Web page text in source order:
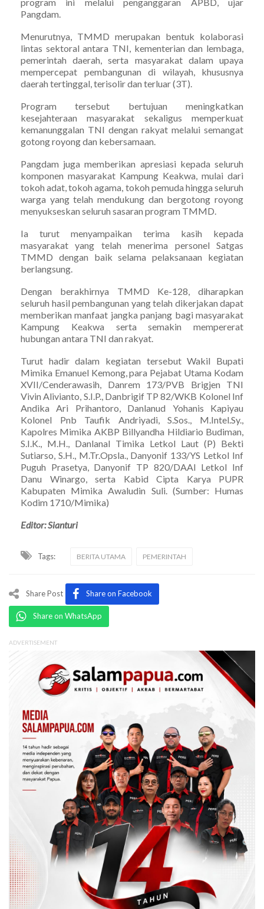
Pangdam.
Menurutnya, TMMD merupakan bentuk kolaborasi
lintas sektoral antara TNI, kementerian dan lembaga,
pemerintah daerah, serta masyarakat dalam upaya
mempercepat pembangunan di wilayah, khususnya
daerah tertinggal, terisolir dan terluar (3T).
Program tersebut bertujuan meningkatkan
kesejahteraan masyarakat sekaligus memperkuat
kemanunggalan TNI dengan rakyat melalui semangat
gotong royong dan kebersamaan.
Pangdam juga memberikan apresiasi kepada seluruh
komponen masyarakat Kampung Keakwa, mulai dari
tokoh adat, tokoh agama, tokoh pemuda hingga seluruh
warga yang telah mendukung dan bergotong royong
menyukseskan seluruh sasaran program TMMD.
Ia turut menyampaikan terima kasih kepada
masyarakat yang telah menerima personel Satgas
TMMD dengan baik selama pelaksanaan kegiatan
berlangsung.
Dengan berakhirnya TMMD Ke-128, diharapkan
seluruh hasil pembangunan yang telah dikerjakan dapat
memberikan manfaat jangka panjang bagi masyarakat
Kampung Keakwa serta semakin mempererat
hubungan antara TNI dan rakyat.
Turut hadir dalam kegiatan tersebut Wakil Bupati
Mimika Emanuel Kemong, para Pejabat Utama Kodam
XVII/Cenderawasih, Danrem 173/PVB Brigjen TNI
Vivin Alivianto, S.I.P., Danbrigif TP 82/WKB Kolonel Inf
Andika Ari Prihantoro, Danlanud Yohanis Kapiyau
Kolonel Pnb Taufik Andriyadi, S.Sos., M.Intel.Sy.,
Kapolres Mimika AKBP Billyandha Hildiario Budiman,
S.I.K., M.H., Danlanal Timika Letkol Laut (P) Bekti
Sutiarso, S.H., M.Tr.Opsla., Danyonif 133/YS Letkol Inf
Puguh Prasetya, Danyonif TP 820/DAAI Letkol Inf
Danu Winargo, serta Kabid Cipta Karya PUPR
Kabupaten Mimika Awaludin Suli. (Sumber: Humas
Kodim 1710/Mimika)
Editor: Sianturi
Tags: BERITA UTAMA PEMERINTAH
Share Post Share on Facebook
Share on WhatsApp
ADVERTISEMENT